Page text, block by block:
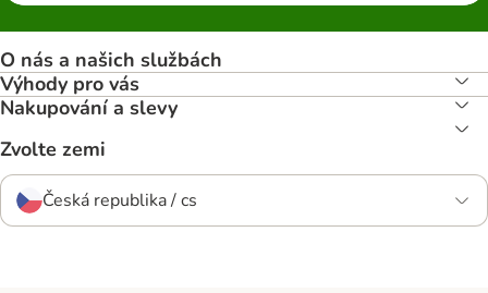
O nás a našich službách
Výhody pro vás
Nakupování a slevy
Zvolte zemi
Česká republika / cs